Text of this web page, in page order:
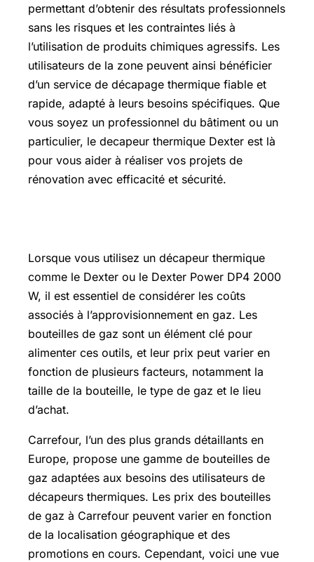
permettant d’obtenir des résultats professionnels
sans les risques et les contraintes liés à
l’utilisation de produits chimiques agressifs. Les
utilisateurs de la zone peuvent ainsi bénéficier
d’un service de décapage thermique fiable et
rapide, adapté à leurs besoins spécifiques. Que
vous soyez un professionnel du bâtiment ou un
particulier, le decapeur thermique Dexter est là
pour vous aider à réaliser vos projets de
rénovation avec efficacité et sécurité.
Lorsque vous utilisez un décapeur thermique
comme le Dexter ou le Dexter Power DP4 2000
W, il est essentiel de considérer les coûts
associés à l’approvisionnement en gaz. Les
bouteilles de gaz sont un élément clé pour
alimenter ces outils, et leur prix peut varier en
fonction de plusieurs facteurs, notamment la
taille de la bouteille, le type de gaz et le lieu
d’achat.
Carrefour, l’un des plus grands détaillants en
Europe, propose une gamme de bouteilles de
gaz adaptées aux besoins des utilisateurs de
décapeurs thermiques. Les prix des bouteilles
de gaz à Carrefour peuvent varier en fonction
de la localisation géographique et des
promotions en cours. Cependant, voici une vue